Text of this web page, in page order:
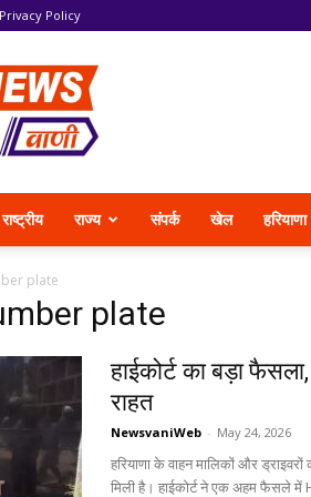
Privacy Policy
News
Vani
राष्ट्रीय राज्य संपर्क खेल हरियाणा
plate
plate
हाईकोर्ट का बड़ा
राहत
NewsvaniWeb - May 24, 2026
हरियाणा के वाहन मालिकों और
मिली है। हाईकोर्ट ने एक अहम फैसले में